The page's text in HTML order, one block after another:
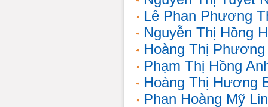
Lê Phan Phương
Nguyễn Thị Hồng
Hoàng Thị Phương
Phạm Thị Hồng
Hoàng Thị Hương
Phan Hoàng Mỹ